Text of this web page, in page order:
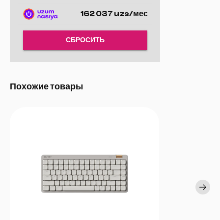
до 8 000 Гц. Это означает, что каждое нажатие клавиши
обрабатывается с ультрабыстрым сканированием 16K,
162 037 uzs/мес
СБРОСИТЬ
Похожие товары